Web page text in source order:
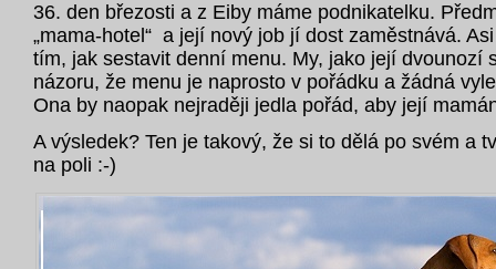
36. den březosti a z Eiby máme podnikatelku.
„mama-hotel“ a její nový job jí dost zaměstnává.
tím, jak sestavit denní menu. My, jako její dvounozí
názoru, že menu je naprosto v pořádku a žádná
Ona by naopak nejraději jedla pořád, aby její
A výsledek? Ten je takový, že si to dělá po svém a
na poli :-)